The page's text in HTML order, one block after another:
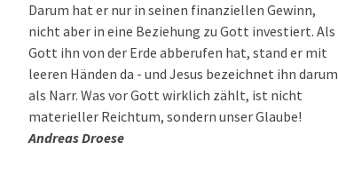
Darum hat er nur in seinen finanziellen Gewinn,
nicht aber in eine Beziehung zu Gott investiert. Als
Gott ihn von der Erde abberufen hat, stand er mit
leeren Händen da - und Jesus bezeichnet ihn darum
als Narr. Was vor Gott wirklich zählt, ist nicht
materieller Reichtum, sondern unser Glaube!
Andreas Droese